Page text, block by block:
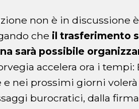
non è in discussione
che il trasferimento
sarà possibile
accelera ora i
e nei prossimi giorni
burocratici, dalla